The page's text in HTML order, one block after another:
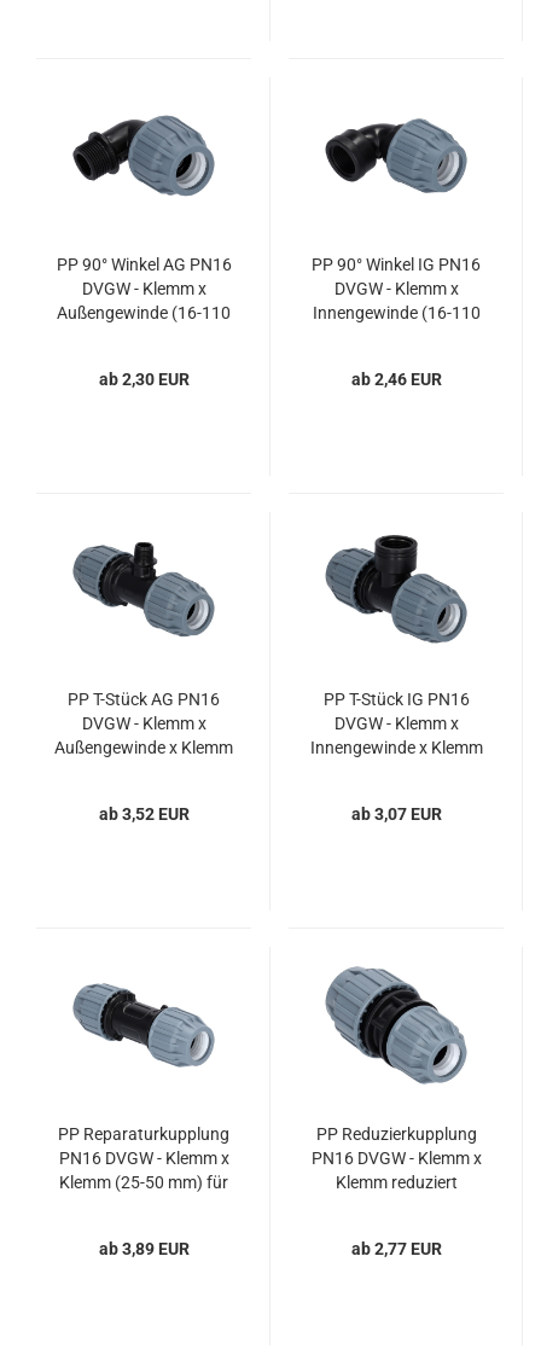
PP 90° Winkel AG PN16
DVGW - Klemm x
Außengewinde (16-110
ab 2,30 EUR
PP 90° Winkel IG PN16
DVGW - Klemm x
Innengewinde (16-110
ab 2,46 EUR
PP T-Stück AG PN16
DVGW - Klemm x
Außengewinde x Klemm
ab 3,52 EUR
PP T-Stück IG PN16
DVGW - Klemm x
Innengewinde x Klemm
ab 3,07 EUR
PP Reparaturkupplung
PN16 DVGW - Klemm x
Klemm (25-50 mm) für
ab 3,89 EUR
PP Reduzierkupplung
PN16 DVGW - Klemm x
Klemm reduziert
Druckrohr
ab 2,77 EUR